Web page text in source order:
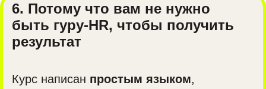
6. Потому что вам не нужно
быть гуру-HR, чтобы получить
результат
Курс написан простым языком,